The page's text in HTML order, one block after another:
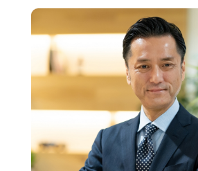
制作商品例を見る